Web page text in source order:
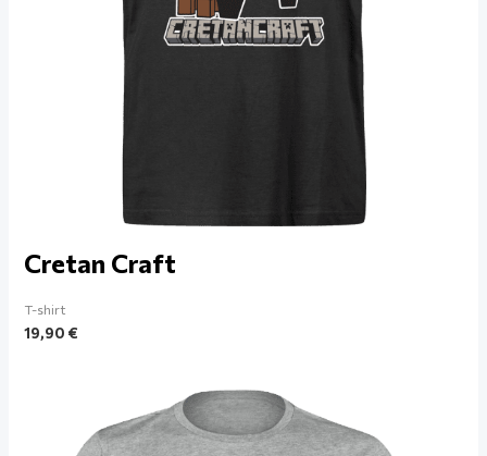
Cretan Craft
T-shirt
19,90€